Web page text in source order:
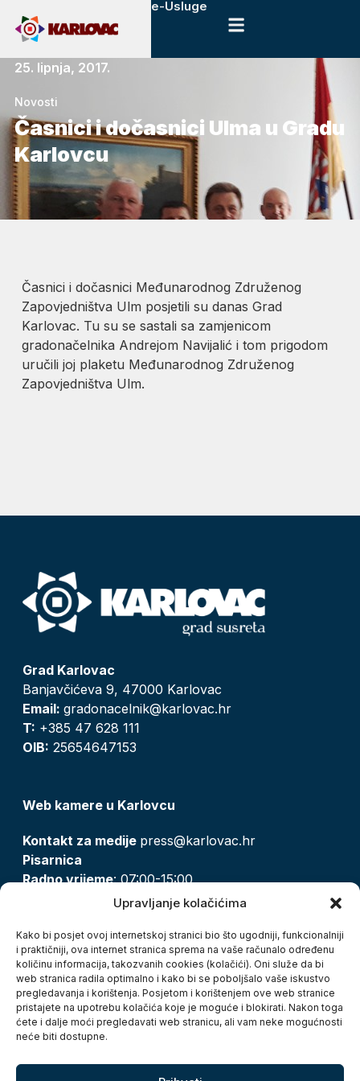
Upravljanje kolačićima
Kako bi posjet ovoj internetskoj stranici bio što ugodniji, funkcionalniji
i praktičniji, ova internet stranica sprema na vaše računalo određenu
količinu informacija, takozvanih cookies (kolačići). Oni služe da bi
web stranica radila optimalno i kako bi se poboljšalo vaše iskustvo
pregledavanja i korištenja. Posjetom i korištenjem ove web stranice
pristajete na upotrebu kolačića koje je moguće i blokirati. Nakon toga
ćete i dalje moći pregledavati web stranicu, ali vam neke mogućnosti
neće biti dostupne.
e-Usluge
25. lipnja, 2017.
Novosti
Časnici i dočasnici Ulma u Gradu
Karlovcu
Časnici i dočasnici Međunarodnog Združenog
Zapovjedništva Ulm posjetili su danas Grad
Karlovac. Tu su se sastali sa zamjenicom
gradonačelnika Andrejom Navijalić i tom prigodom
uručili joj plaketu Međunarodnog Združenog
Zapovjedništva Ulm.
Grad Karlovac
Banjavčićeva 9, 47000 Karlovac
Email: gradonacelnik@karlovac.hr
T: +385 47 628 111
OIB: 25654647153
Web kamere u Karlovcu
Kontakt za medije press@karlovac.hr
Pisarnica
Radno vrijeme: 07:00-15:00
pisarnica@karlovac.hr
Zaštita osobnih podataka
Pristup informacijama
Kolačići
Izjava o pristupačnosti